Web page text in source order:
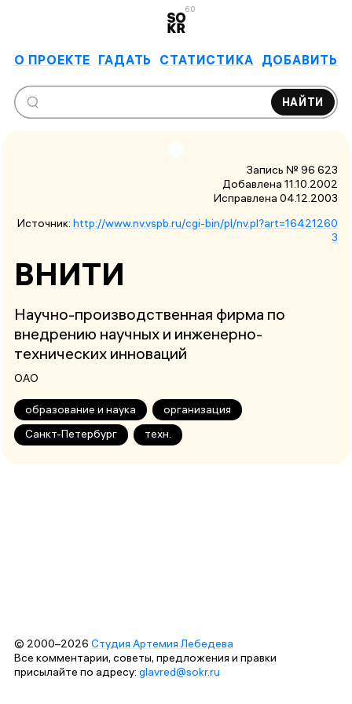
6.0
О ПРОЕКТЕ ГАДАТЬ СТАТИСТИКА ДОБАВИТЬ
НАЙТИ
Запись № 96 623
Добавлена 11.10.2002
Исправлена 04.12.2003
Источник: http://www.nv.vspb.ru/cgi-bin/pl/nv.pl?art=16421260
3
ВНИТИ
Научно-производственная фирма по
внедрению научных и инженерно-
технических инноваций
ОАО
образование и наука
организация
Санкт-Петербург
техн.
© 2000–2026 Студия Артемия Лебедева
Все комментарии, советы, предложения и правки
присылайте по адресу: glavred@sokr.ru